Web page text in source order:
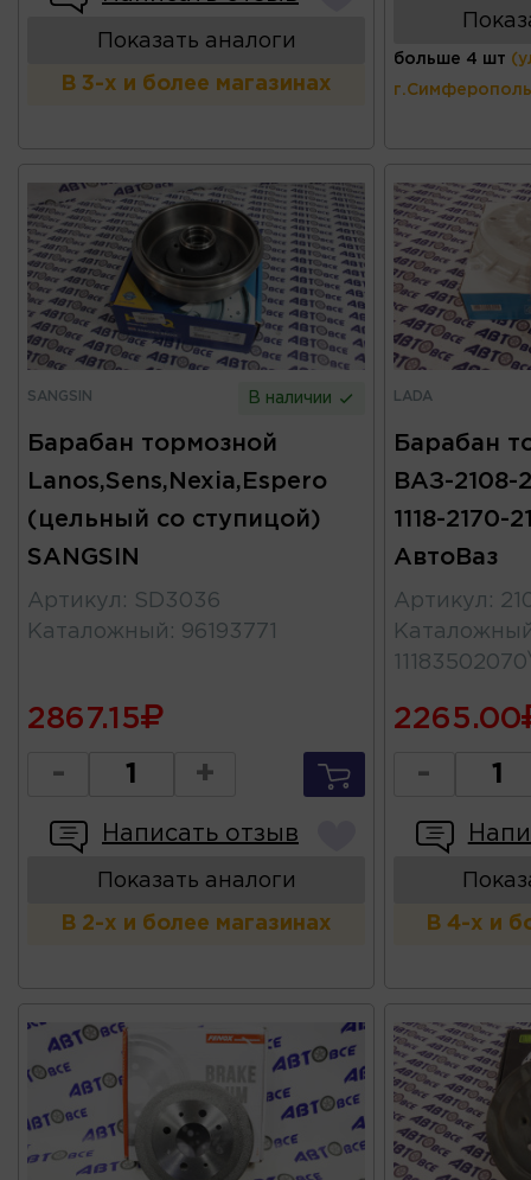
Показать аналоги
В 3-х и более магазинах
больше 4 шт
SANGSIN В наличии
Барабан тормозной
Lanos,Sens,Nexia,Espero
(цельный со ступицой)
SANGSIN
Артикул : SD3036
Каталожный : 96193771
2867.15
- +
Написать отзыв
Показать аналоги
В 2-х и более магазинах
LADA
Барабан
ВАЗ-2108-
1118-
АвтоВаз
Артикул :
2265.00
-
В 4-х и